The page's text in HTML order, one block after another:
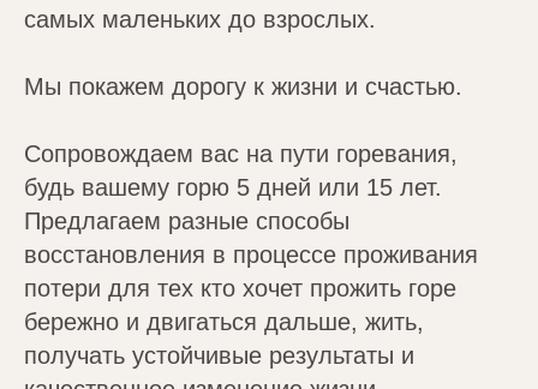
самых маленьких до взрослых.
Мы покажем дорогу к жизни и счастью.
Сопровождаем вас на пути горевания,
будь вашему горю 5 дней или 15 лет.
Предлагаем разные способы
восстановления в процессе проживания
потери для тех кто хочет прожить горе
бережно и двигаться дальше, жить,
получать устойчивые результаты и